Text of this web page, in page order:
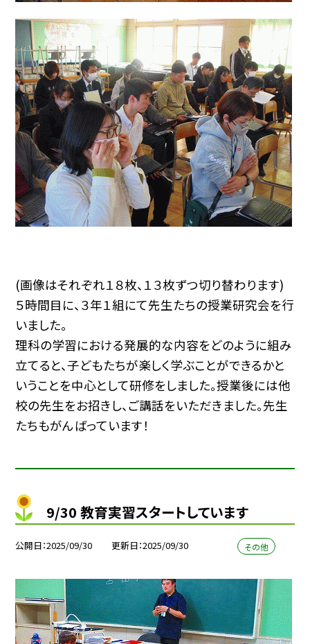
(画像はそれぞれ１８枚、１３枚ずつ切り替わります)
５時間目に、３年１組にて先生たちの授業研究会を行
いました。
理科の学習における発展的な内容をどのように組み
立てると、子どもたちが楽しく学ぶことができるかと
いうことを中心として研修をしました。授業後には他
校の先生をお招きし、ご講話をいただきました。先生
たちもがんばっています！
9/30 教育実習スタートしています
公開日 2025/09/30 更新日 2025/09/30 その他